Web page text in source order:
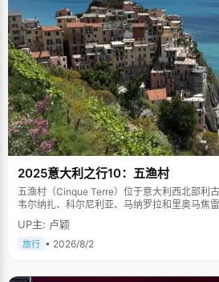
2025意大利之行10：五渔村
五渔村（Cinque Terre）位于意大利西北部利
韦尔纳扎、科尔尼利亚、马纳罗拉和里奥马焦
山傍海，房屋色彩斑斓，1997年被列为世界文
UP主: 卢颖
旅行 • 2026/8/2